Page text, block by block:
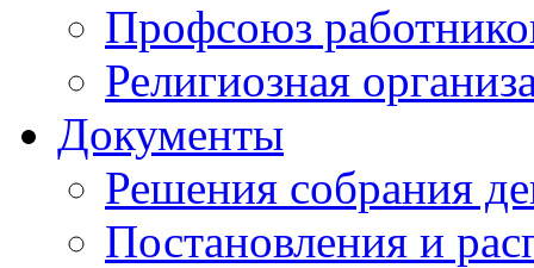
Профсоюз
Религиозная
Документы
Решения собрания
Постановления и